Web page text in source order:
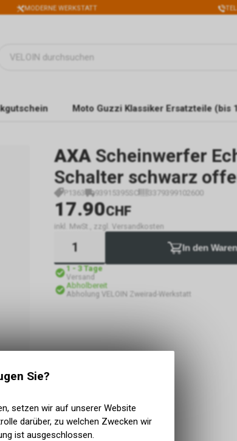
MODERNE WERKSTATT
Moto Guzzi Klassiker Ersatzteile (bis
AXA Scheinwerfer
Schalter schwarz
P1363 93915395SC 3379399102600
17.90CHF
inkl. MwSt., zzgl. Versandkosten
In den
1 - 3 Tage
Versand
Abholbereit
Abholung VELOIN Zweirad-Werkstatt
Sie?
setzen wir auf unserer Website
darüber, zu welchen Zwecken wir
ist ausgeschlossen.